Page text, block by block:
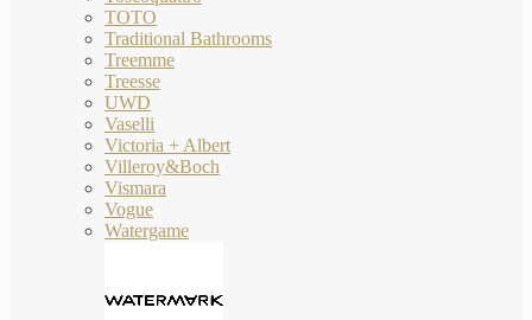
TOTO
Traditional Bathrooms
Treemme
Treesse
UWD
Vaselli
Victoria + Albert
Villeroy&Boch
Vismara
Vogue
Watergame